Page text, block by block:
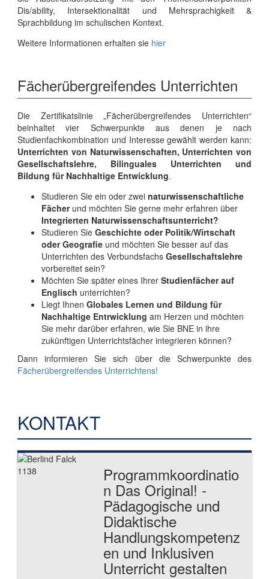
Dis/ability, Intersektionalität und Mehrsprachigkeit &
Sprachbildung im schulischen Kontext.
Weitere Informationen erhalten sie hier
Fächerübergreifendes Unterrichten
Die Zertifikatslinie „Fächerübergreifendes Unterrichten“
beinhaltet vier Schwerpunkte aus denen je nach
Studienfachkombination und Interesse gewählt werden kann:
Unterrichten von Naturwissenschaften, Unterrichten von
Gesellschaftslehre, Bilinguales Unterrichten und
Bildung für Nachhaltige Entwicklung.
Studieren Sie ein oder zwei naturwissenschaftliche
Fächerund möchten Sie gerne mehr erfahren über
Integrierten Naturwissenschaftsunterricht?
Studieren Sie Geschichte oder Politik/Wirtschaft
oder Geografie und möchten Sie besser auf das
Unterrichten des Verbundsfachs Gesellschaftslehre
vorbereitet sein?
Möchten Sie später eines Ihrer Studienfächer auf
Englisch unterrichten?
Liegt Ihnen Globales Lernen und Bildung für
Nachhaltige Entrwicklung am Herzen und möchten
Sie mehr darüber erfahren, wie Sie BNE in ihre
zukünftigen Unterrichtsfächer integrieren können?
Dann informieren Sie sich über die Schwerpunkte des
Fächerübergreifendes Unterrichtens!
KONTAKT
Programmkoordinatio
n Das Original! -
Pädagogische und
Didaktische
Handlungskompetenz
en und Inklusiven
Unterricht gestalten